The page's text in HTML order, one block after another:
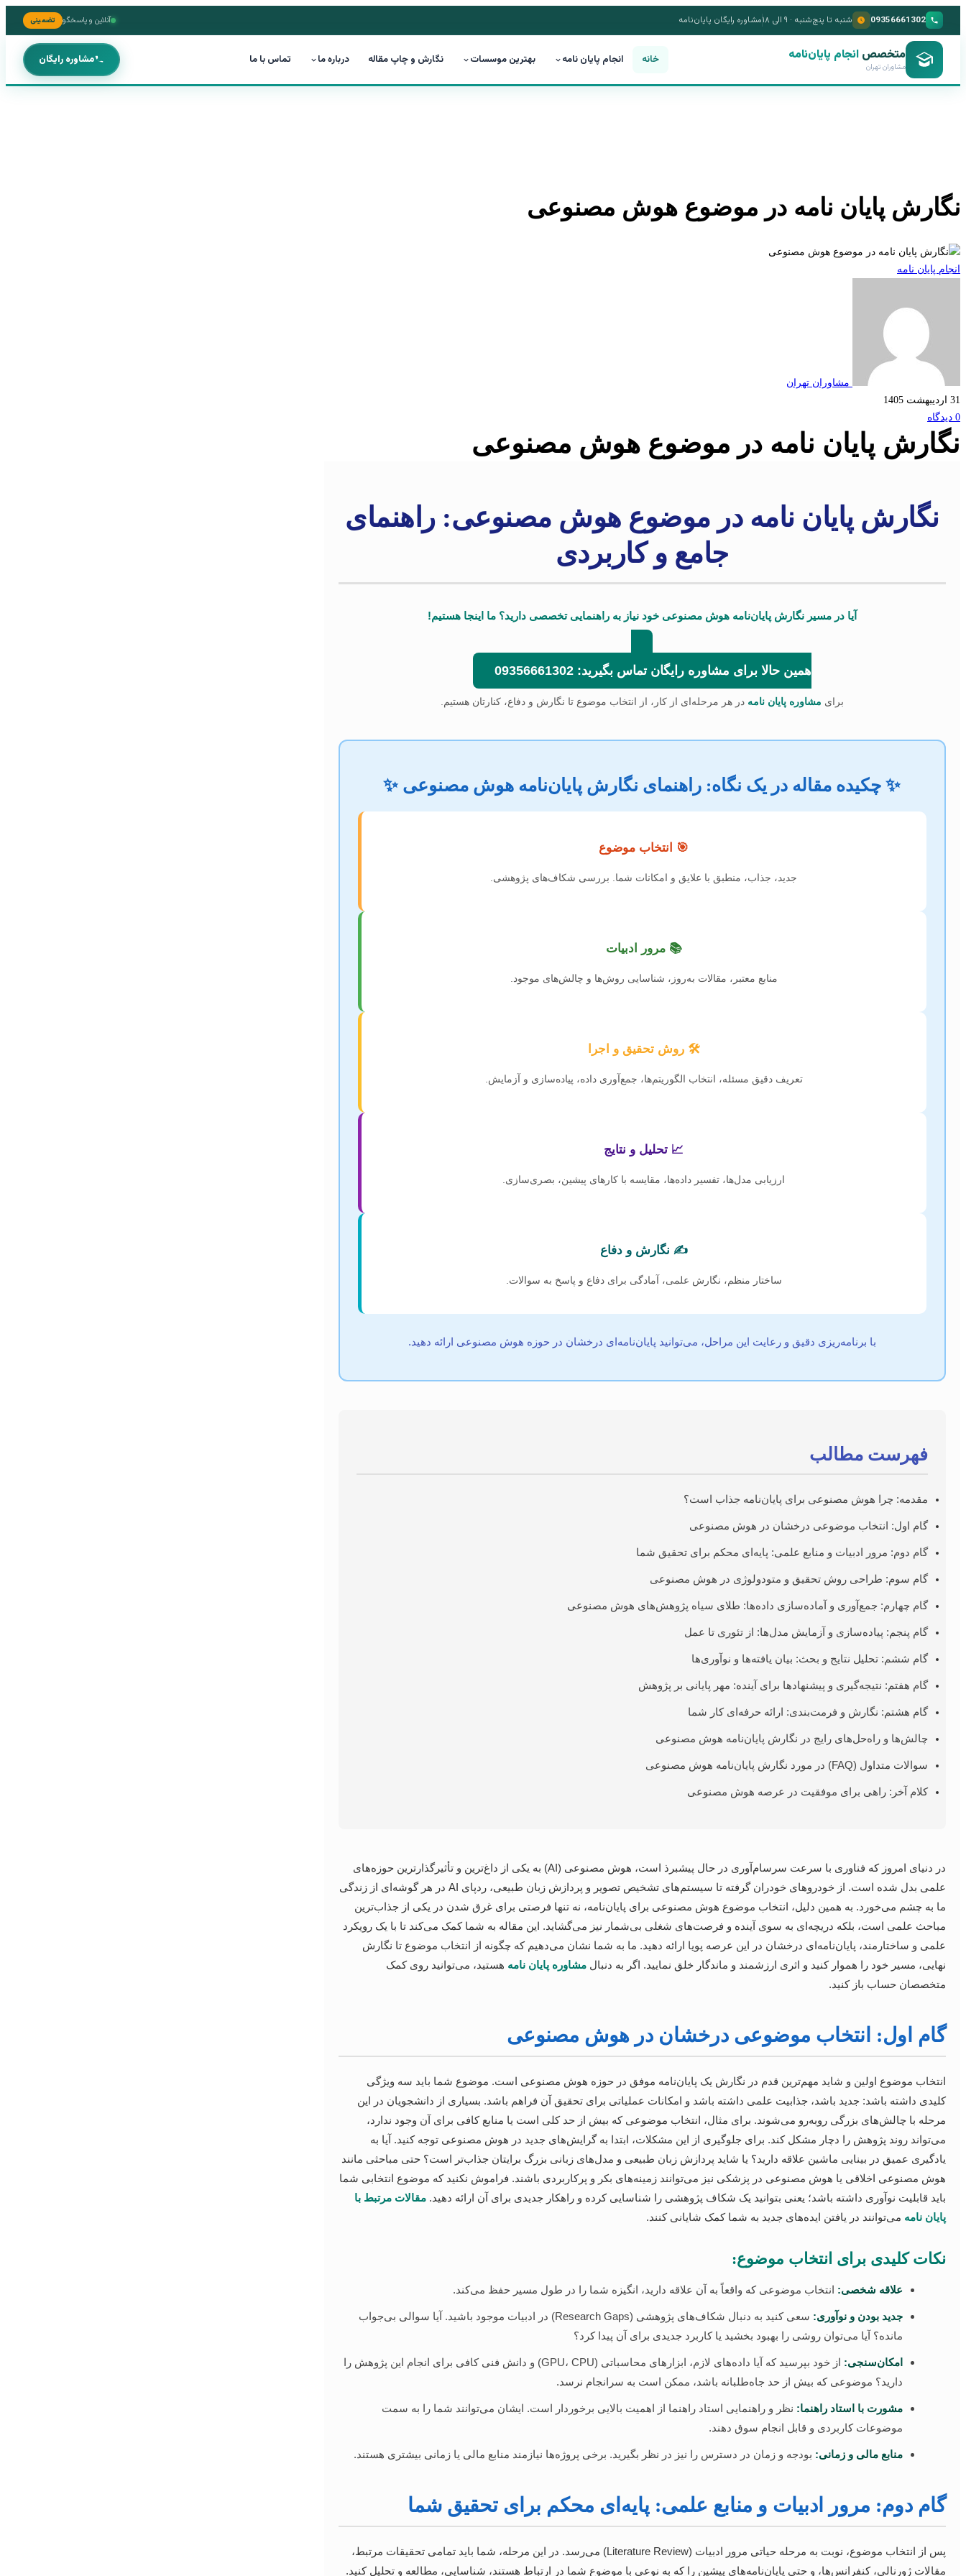
09356661302 شنبه تا پنج‌شنبه · ۹ الی ۱۸ مشاوره رایگان پایان‌نامه آنلاین و پاسخگو تضمینی
متخصص انجام پایان‌نامه
مشاوران تهران خانه انجام پایان نامه بهترین موسسات نگارش و چاپ مقاله درباره ما تماس با ما مشاوره رایگان
نگارش پایان نامه در موضوع هوش مصنوعی
انجام پایان نامه
مشاوران تهران
31 اردیبهشت 1405
0 دیدگاه
نگارش پایان نامه در موضوع هوش مصنوعی
نگارش پایان نامه در موضوع هوش مصنوعی: راهنمای
جامع و کاربردی
آیا در مسیر نگارش پایان‌نامه هوش مصنوعی خود نیاز به راهنمایی تخصصی دارید؟ ما اینجا هستیم!
همین حالا برای مشاوره رایگان تماس بگیرید: 09356661302
برای مشاوره پایان نامه در هر مرحله‌ای از کار، از انتخاب موضوع تا نگارش و دفاع، کنارتان هستیم.
✨ چکیده مقاله در یک نگاه: راهنمای نگارش پایان‌نامه هوش مصنوعی ✨
🎯 انتخاب موضوع
جدید، جذاب، منطبق با علایق و امکانات شما. بررسی شکاف‌های پژوهشی.
📚 مرور ادبیات
منابع معتبر، مقالات به‌روز، شناسایی روش‌ها و چالش‌های موجود.
🛠️ روش تحقیق و اجرا
تعریف دقیق مسئله، انتخاب الگوریتم‌ها، جمع‌آوری داده، پیاده‌سازی و آزمایش.
📈 تحلیل و نتایج
ارزیابی مدل‌ها، تفسیر داده‌ها، مقایسه با کارهای پیشین، بصری‌سازی.
✍️ نگارش و دفاع
ساختار منظم، نگارش علمی، آمادگی برای دفاع و پاسخ به سوالات.
با برنامه‌ریزی دقیق و رعایت این مراحل، می‌توانید پایان‌نامه‌ای درخشان در حوزه هوش مصنوعی ارائه دهید.
فهرست مطالب
مقدمه: چرا هوش مصنوعی برای پایان‌نامه جذاب است؟
گام اول: انتخاب موضوعی درخشان در هوش مصنوعی
گام دوم: مرور ادبیات و منابع علمی: پایه‌ای محکم برای تحقیق شما
گام سوم: طراحی روش تحقیق و متودولوژی در هوش مصنوعی
گام چهارم: جمع‌آوری و آماده‌سازی داده‌ها: طلای سیاه پژوهش‌های هوش مصنوعی
گام پنجم: پیاده‌سازی و آزمایش مدل‌ها: از تئوری تا عمل
گام ششم: تحلیل نتایج و بحث: بیان یافته‌ها و نوآوری‌ها
گام هفتم: نتیجه‌گیری و پیشنهادها برای آینده: مهر پایانی بر پژوهش
گام هشتم: نگارش و فرمت‌بندی: ارائه حرفه‌ای کار شما
چالش‌ها و راه‌حل‌های رایج در نگارش پایان‌نامه هوش مصنوعی
سوالات متداول (FAQ) در مورد نگارش پایان‌نامه هوش مصنوعی
کلام آخر: راهی برای موفقیت در عرصه هوش مصنوعی
در دنیای امروز که فناوری با سرعت سرسام‌آوری در حال پیشبرذ است، هوش مصنوعی (AI) به یکی از داغ‌ترین و تأثیرگذارترین حوزه‌های
علمی بدل شده است. از خودروهای خودران گرفته تا سیستم‌های تشخیص تصویر و پردازش زبان طبیعی، ردپای AI در هر گوشه‌ای از زندگی
ما به چشم می‌خورد. به همین دلیل، انتخاب موضوع هوش مصنوعی برای پایان‌نامه، نه تنها فرصتی برای غرق شدن در یکی از جذاب‌ترین
مباحث علمی است، بلکه دریچه‌ای به سوی آینده و فرصت‌های شغلی بی‌شمار نیز می‌گشاید. این مقاله به شما کمک می‌کند تا با یک رویکرد
علمی و ساختارمند، پایان‌نامه‌ای درخشان در این عرصه پویا ارائه دهید. ما به شما نشان می‌دهیم که چگونه از انتخاب موضوع تا نگارش
نهایی، مسیر خود را هموار کنید و اثری ارزشمند و ماندگار خلق نمایید. اگر به دنبال مشاوره پایان نامه هستید، می‌توانید روی کمک
متخصصان حساب باز کنید.
گام اول: انتخاب موضوعی درخشان در هوش مصنوعی
انتخاب موضوع اولین و شاید مهم‌ترین قدم در نگارش یک پایان‌نامه موفق در حوزه هوش مصنوعی است. موضوع شما باید سه ویژگی
کلیدی داشته باشد: جدید باشد، جذابیت علمی داشته باشد و امکانات عملیاتی برای تحقیق آن فراهم باشد. بسیاری از دانشجویان در این
مرحله با چالش‌های بزرگی روبه‌رو می‌شوند. برای مثال، انتخاب موضوعی که بیش از حد کلی است یا منابع کافی برای آن وجود ندارد،
می‌تواند روند پژوهش را دچار مشکل کند. برای جلوگیری از این مشکلات، ابتدا به گرایش‌های جدید در هوش مصنوعی توجه کنید. آیا به
یادگیری عمیق در بینایی ماشین علاقه دارید؟ یا شاید پردازش زبان طبیعی و مدل‌های زبانی بزرگ برایتان جذاب‌تر است؟ حتی مباحثی مانند
هوش مصنوعی اخلاقی یا هوش مصنوعی در پزشکی نیز می‌توانند زمینه‌های بکر و پرکاربردی باشند. فراموش نکنید که موضوع انتخابی شما
باید قابلیت نوآوری داشته باشد؛ یعنی بتوانید یک شکاف پژوهشی را شناسایی کرده و راهکار جدیدی برای آن ارائه دهید. مقالات مرتبط با
پایان نامه می‌توانند در یافتن ایده‌های جدید به شما کمک شایانی کنند.
نکات کلیدی برای انتخاب موضوع:
علاقه شخصی: انتخاب موضوعی که واقعاً به آن علاقه دارید، انگیزه شما را در طول مسیر حفظ می‌کند.
جدید بودن و نوآوری:
سعی کنید به دنبال شکاف‌های پژوهشی (Research Gaps) در ادبیات موجود باشید. آیا سوالی بی‌جواب
مانده؟ آیا می‌توان روشی را بهبود بخشید یا کاربرد جدیدی برای آن پیدا کرد؟
امکان‌سنجی:
از خود بپرسید که آیا داده‌های لازم، ابزارهای محاسباتی (GPU، CPU) و دانش فنی کافی برای انجام این پژوهش را
دارید؟ موضوعی که بیش از حد جاه‌طلبانه باشد، ممکن است به سرانجام نرسد.
مشورت با استاد راهنما: نظر و راهنمایی استاد راهنما از اهمیت بالایی برخوردار است. ایشان می‌توانند شما را به سمت
موضوعات کاربردی و قابل انجام سوق دهند.
منابع مالی و زمانی: بودجه و زمان در دسترس را نیز در نظر بگیرید. برخی پروژه‌ها نیازمند منابع مالی یا زمانی بیشتری هستند.
گام دوم: مرور ادبیات و منابع علمی: پایه‌ای محکم برای تحقیق شما
پس از انتخاب موضوع، نوبت به مرحله حیاتی مرور ادبیات (Literature Review) می‌رسد. در این مرحله، شما باید تمامی تحقیقات مرتبط،
مقالات ژورنالی، کنفرانس‌ها، و حتی پایان‌نامه‌های پیشین را که به نوعی با موضوع شما در ارتباط هستند، شناسایی، مطالعه و تحلیل کنید.